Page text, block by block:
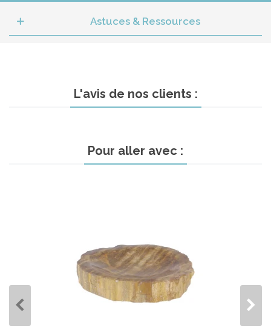
Astuces & Ressources
L'avis de nos clients :
Pour aller avec :